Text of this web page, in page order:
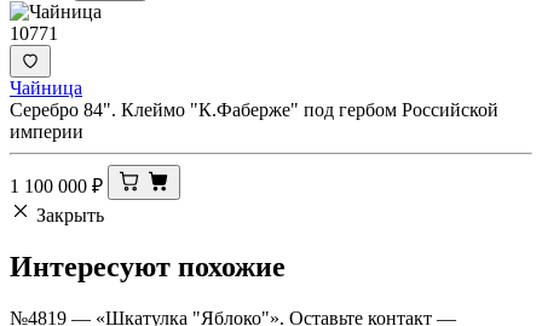
10771
Чайница
Серебро 84". Клеймо "К.Фаберже" под гербом Российской
империи
1 100 000 ₽
Закрыть
Интересуют похожие
№4819 — «Шкатулка "Яблоко"». Оставьте контакт —